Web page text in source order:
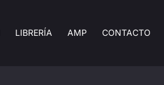
LIBRERÍA AMP CONTACTO